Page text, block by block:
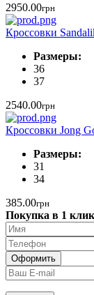
2950.00грн
Кроссовки
Размеры:
36
37
2540.00грн
Кроссовки Jong
Размеры:
31
34
385.00грн
Покупка в 1 клик